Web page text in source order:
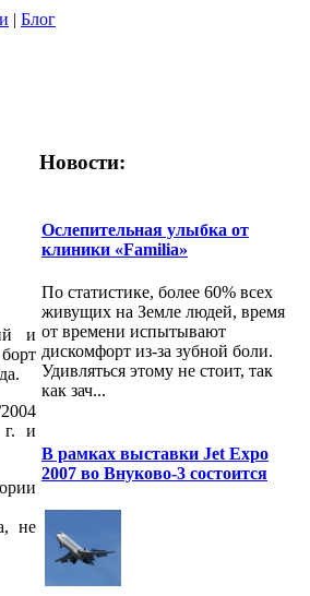
| Блог
и
г. и
не
Новости:
Ослепительная улыбка от
клиники «Familia»
По статистике, более 60% всех
живущих на Земле людей, время
от времени испытывают
дискомфорт из-за зубной боли.
Удивляться этому не стоит, так
как зач...
В рамках выставки Jet Expo
2007 во Внуково-3 состоится